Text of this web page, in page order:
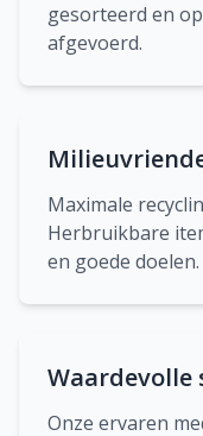
gesorteerd en
afgevoerd.
Maximale
Herbruikbare
en goede doelen.
Waardevolle
Onze ervaren